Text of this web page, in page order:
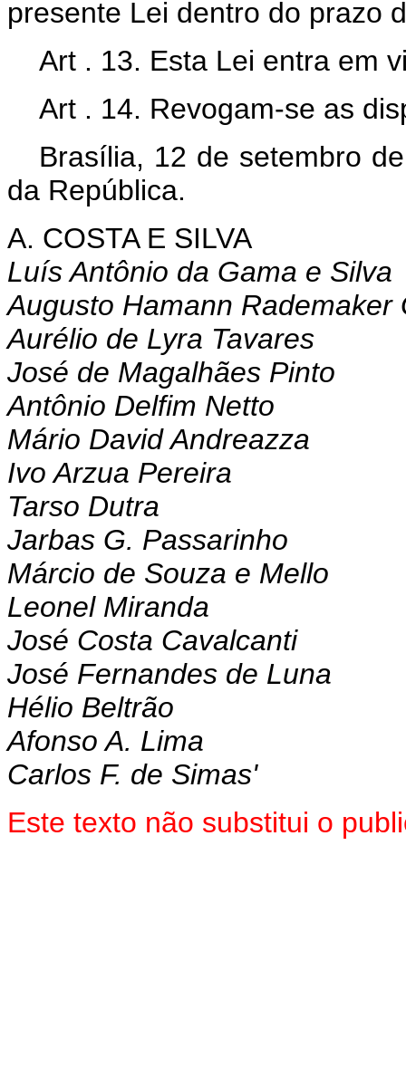
presente Lei dentro do prazo
Art . 13. Esta Lei entra em
Art . 14. Revogam-se as
Brasília, 12 de setembro
da República.
A. COSTA E SILVA
Luís Antônio da Gama e Silva
Augusto Hamann Rademaker
Aurélio de Lyra Tavares
José de Magalhães Pinto
Antônio Delfim Netto
Mário David Andreazza
Ivo Arzua Pereira
Tarso Dutra
Jarbas G. Passarinho
Márcio de Souza e Mello
Leonel Miranda
José Costa Cavalcanti
José Fernandes de Luna
Hélio Beltrão
Afonso A. Lima
Carlos F. de Simas'
Este texto não substitui o